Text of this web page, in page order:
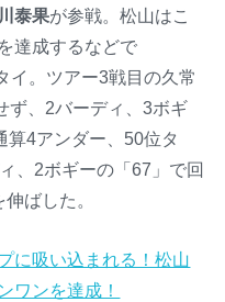
泰果が参戦。松山はこ
達成するなどで
イ。ツアー3戦目の久常
ず、2バーディ、3ボギ
算4アンダー、50位タ
、2ボギーの「67」で回
ばした。
に吸い込まれる！松山
ワンを達成！